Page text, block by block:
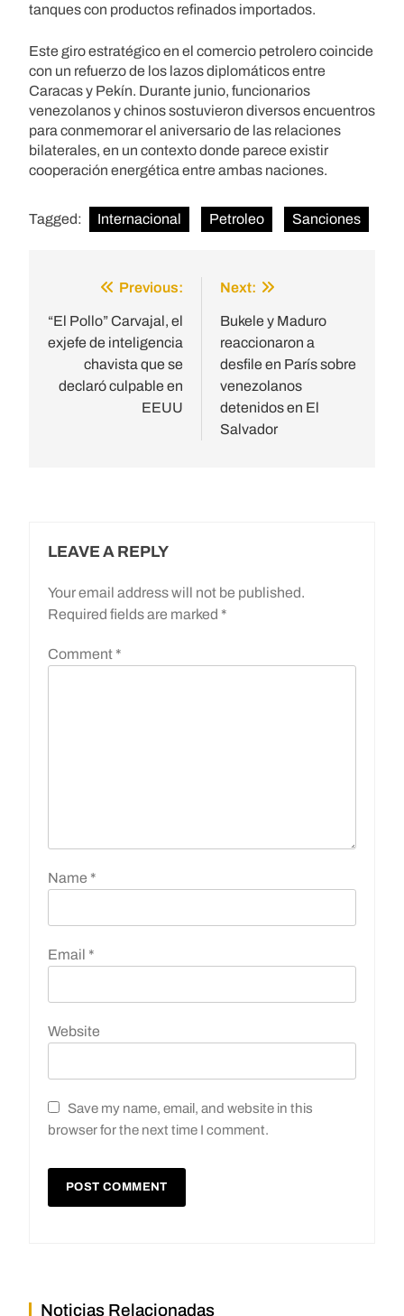
tanques con productos refinados importados.
Este giro estratégico en el comercio petrolero coincide
con un refuerzo de los lazos diplomáticos entre
Caracas y Pekín. Durante junio, funcionarios
venezolanos y chinos sostuvieron diversos encuentros
para conmemorar el aniversario de las relaciones
bilaterales, en un contexto donde parece existir
cooperación energética entre ambas naciones.
Tagged: Internacional Petroleo Sanciones
navigation
Previous:
“El Pollo” Carvajal, el
exjefe de inteligencia
chavista que se
declaró culpable en
EEUU
Next:
Bukele y Maduro
reaccionaron a
desfile en París sobre
venezolanos
detenidos en El
Salvador
LEAVE A REPLY
Your email address will not be published.
Required fields are marked *
Comment *
Name *
Email *
Website
Save my name, email, and website in this
browser for the next time I comment.
Noticias Relacionadas